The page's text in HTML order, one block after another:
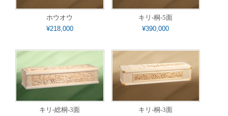
ホウオウ
¥218,000
キリ-桐-5面
¥390,000
キリ-総桐-3面
キリ-桐-3面